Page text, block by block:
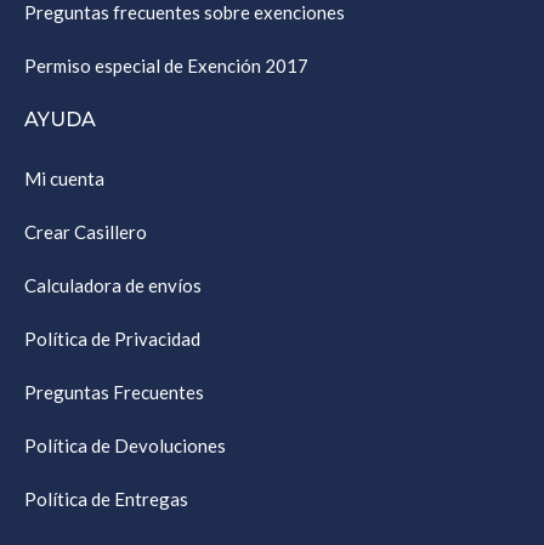
Preguntas frecuentes sobre exenciones
Permiso especial de Exención 2017
AYUDA
Mi cuenta
Crear Casillero
Calculadora de envíos
Política de Privacidad
Preguntas Frecuentes
Política de Devoluciones
Política de Entregas